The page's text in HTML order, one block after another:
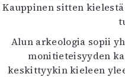
Kauppinen sitten
Alun arkeologia sopii
monitieteisyyden
keskittyykin kieleen